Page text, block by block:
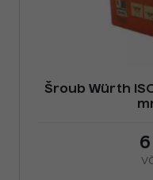
Šroub Würth